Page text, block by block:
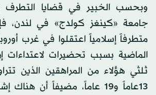
وبحسب الخبير في قضايا التطرف
الماضية بسبب تحضيرات لاعتداءات
ثلثي هؤلاء من المراهقين الذين
13عاماً و19 عاماً، مضيفاً أن